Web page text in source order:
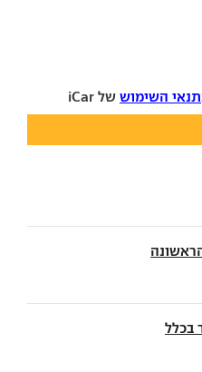
תנאי השימוש של iCar